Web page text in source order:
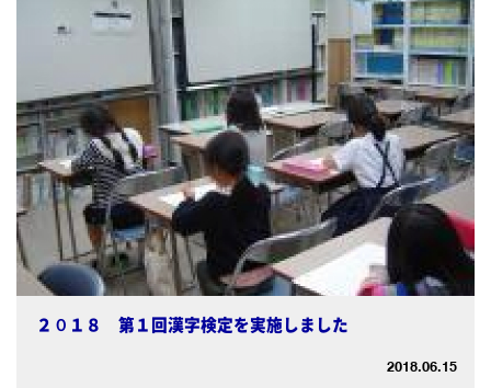
２０１８ 第１回漢字検定を実施しました
2018.06.15